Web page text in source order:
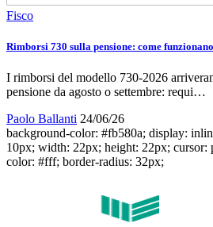
Fisco
Rimborsi 730 sulla pensione: come
I rimborsi del modello 730-2026
pensione da agosto o settembre: requi…
Paolo Ballanti 24/06/26
background-color: #fb580a; display:
10px; width: 22px; height: 22px; cursor:
color: #fff; border-radius: 32px;